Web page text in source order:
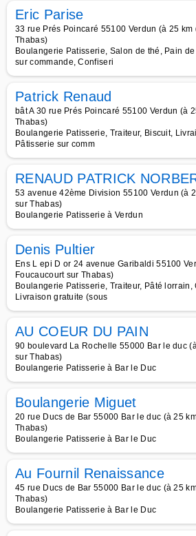
Eric Parise
33 rue Prés Poincaré 55100 Verdun (à 25 km
Thabas)
Boulangerie Patisserie, Salon de thé, Pain
sur commande, Confiseri
Patrick Renaud
bât A 30 rue Prés Poincaré 55100 Verdun (à
Thabas)
Boulangerie Patisserie, Traiteur, Biscuit,
Pâtisserie sur comm
RENAUD PATRICK
53 avenue 42ème Division 55100 Verdun (à
sur Thabas)
Boulangerie Patisserie à Verdun
Denis Pultier
Ens L epi D or 24 avenue Garibaldi 55100
Foucaucourt sur Thabas)
Boulangerie Patisserie, Traiteur, Pâté lorrain,
Livraison gratuite (sous
AU COEUR DU PAIN
90 boulevard La Rochelle 55000 Bar le duc
sur Thabas)
Boulangerie Patisserie à Bar le Duc
Boulangerie Miguet
20 rue Ducs de Bar 55000 Bar le duc (à 25
Thabas)
Boulangerie Patisserie à Bar le Duc
Au Fournil Renaissance
45 rue Ducs de Bar 55000 Bar le duc (à 25
Thabas)
Boulangerie Patisserie à Bar le Duc